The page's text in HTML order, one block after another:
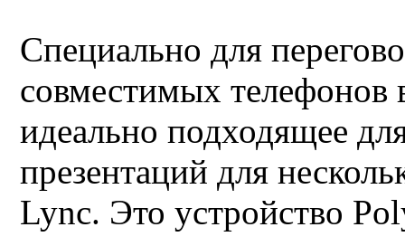
Специально для
совместимых
идеально подходящее
презентаций для
Lync. Это устройство